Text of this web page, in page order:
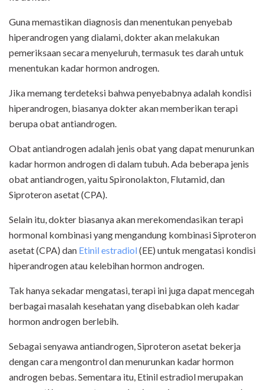
Guna memastikan diagnosis dan menentukan penyebab
hiperandrogen yang dialami, dokter akan melakukan
pemeriksaan secara menyeluruh, termasuk tes darah untuk
menentukan kadar hormon androgen.
Jika memang terdeteksi bahwa penyebabnya adalah kondisi
hiperandrogen, biasanya dokter akan memberikan terapi
berupa obat antiandrogen.
Obat antiandrogen adalah jenis obat yang dapat menurunkan
kadar hormon androgen di dalam tubuh. Ada beberapa jenis
obat antiandrogen, yaitu Spironolakton, Flutamid, dan
Siproteron asetat (CPA).
Selain itu, dokter biasanya akan merekomendasikan terapi
hormonal kombinasi yang mengandung kombinasi Siproteron
asetat (CPA) dan Etinil estradiol(EE) untuk mengatasi kondisi
hiperandrogen atau kelebihan hormon androgen.
Tak hanya sekadar mengatasi, terapi ini juga dapat mencegah
berbagai masalah kesehatan yang disebabkan oleh kadar
hormon androgen berlebih.
Sebagai senyawa antiandrogen, Siproteron asetat bekerja
dengan cara mengontrol dan menurunkan kadar hormon
androgen bebas. Sementara itu, Etinil estradiol merupakan